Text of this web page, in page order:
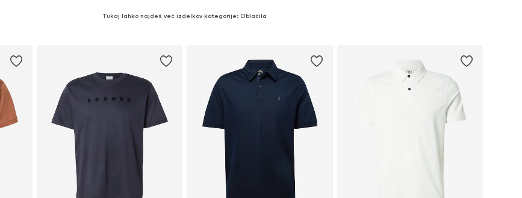
Tukaj lahko najdeš več izdelkov kategorije: Oblačila